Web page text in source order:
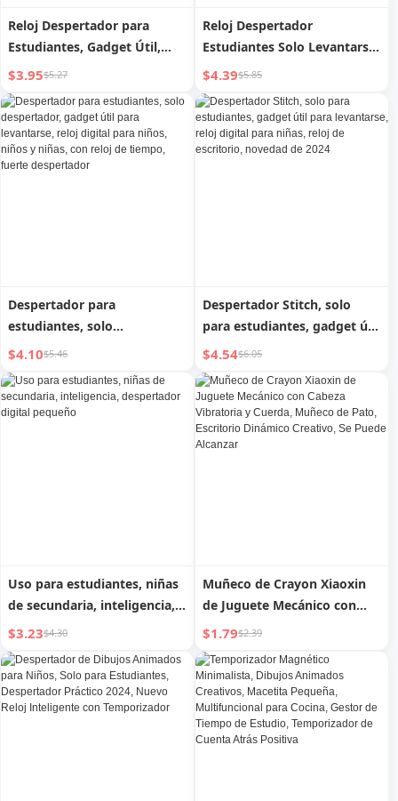
Reloj Despertador para
Estudiantes, Gadget Útil,
Escritorio Inteligente,
Estudiante de Secundaria y
Preparatoria, Niños, Nueva
Llegada 2024, Reloj Digital
Femenino
$3.95$5.27
Reloj Despertador
Estudiantes Solo Levantarse
Gadget Útil Inteligente 2023
Nueva Llegada Reloj
Electrónico Niños Fuerte
Despertar para Niños
$4.39$5.85
Despertador para
estudiantes, solo
despertador, gadget útil
para levantarse, reloj digital
para niños, niños y niñas,
con reloj de tiempo, fuerte
$4.10$5.46
Despertador Stitch, solo
para estudiantes, gadget útil
para levantarse, reloj digital
para niñas, reloj de
escritorio, novedad de 2024
$4.54$6.05
Uso para estudiantes, niñas
de secundaria, inteligencia,
despertador digital pequeño
$3.23$4.30
Muñeco de Crayon Xiaoxin
de Juguete Mecánico con
Cabeza Vibratoria y Cuerda,
Muñeco de Pato, Escritorio
Dinámico Creativo, Se Puede
Alcanzar
$1.79$2.39